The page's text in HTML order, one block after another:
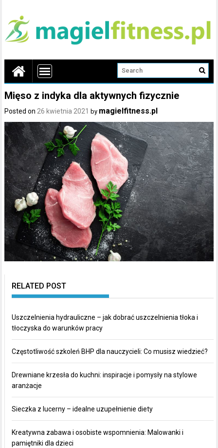
Mięso z indyka dla aktywnych fizycznie
Posted on 26 kwietnia 2021 by magielfitness.pl
RELATED POST
Uszczelnienia hydrauliczne – jak dobrać uszczelnienia tłoka i
tłoczyska do warunków pracy
Częstotliwość szkoleń BHP dla nauczycieli: Co musisz wiedzieć?
Drewniane krzesła do kuchni: inspiracje i pomysły na stylowe
aranżacje
Sieczka z lucerny – idealne uzupełnienie diety
Kreatywna zabawa i osobiste wspomnienia: Malowanki i
pamiętniki dla dzieci